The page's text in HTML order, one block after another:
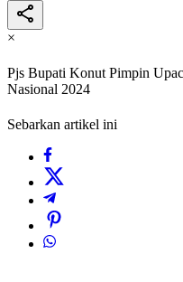
×
Pjs Bupati Konut Pimpin
Nasional 2024
Sebarkan artikel ini